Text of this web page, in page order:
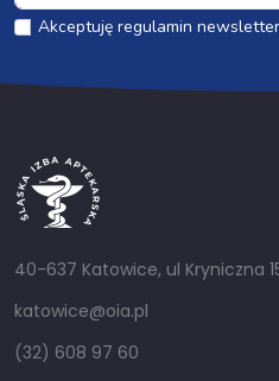
Akceptuję regulamin
40-637 Katowice, ul Kryniczna
katowice@oia.pl
(32) 608 97 60